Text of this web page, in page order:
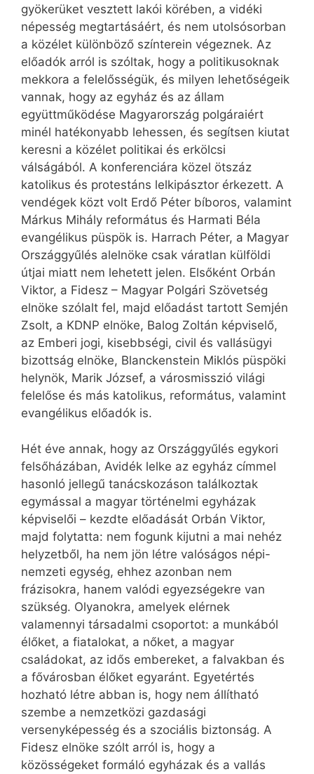
gyökerüket vesztett lakói körében, a vidéki
népesség megtartásáért, és nem utolsósorban
a közélet különböző színterein végeznek. Az
előadók arról is szóltak, hogy a politikusoknak
mekkora a felelősségük, és milyen lehetőségeik
vannak, hogy az egyház és az állam
együttműködése Magyarország polgáraiért
minél hatékonyabb lehessen, és segítsen kiutat
keresni a közélet politikai és erkölcsi
válságából. A konferenciára közel ötszáz
katolikus és protestáns lelkipásztor érkezett. A
vendégek közt volt Erdő Péter bíboros, valamint
Márkus Mihály református és Harmati Béla
evangélikus püspök is. Harrach Péter, a Magyar
Országgyűlés alelnöke csak váratlan külföldi
útjai miatt nem lehetett jelen. Elsőként Orbán
Viktor, a Fidesz – Magyar Polgári Szövetség
elnöke szólalt fel, majd előadást tartott Semjén
Zsolt, a KDNP elnöke, Balog Zoltán képviselő,
az Emberi jogi, kisebbségi, civil és vallásügyi
bizottság elnöke, Blanckenstein Miklós püspöki
helynök, Marik József, a városmisszió világi
felelőse és más katolikus, református, valamint
evangélikus előadók is.
Hét éve annak, hogy az Országgyűlés egykori
felsőházában, Avidék lelke az egyház címmel
hasonló jellegű tanácskozáson találkoztak
egymással a magyar történelmi egyházak
képviselői – kezdte előadását Orbán Viktor,
majd folytatta: nem fogunk kijutni a mai nehéz
helyzetből, ha nem jön létre valóságos népi-
nemzeti egység, ehhez azonban nem
frázisokra, hanem valódi egyezségekre van
szükség. Olyanokra, amelyek elérnek
valamennyi társadalmi csoportot: a munkából
élőket, a fiatalokat, a nőket, a magyar
családokat, az idős embereket, a falvakban és
a fővárosban élőket egyaránt. Egyetértés
hozható létre abban is, hogy nem állítható
szembe a nemzetközi gazdasági
versenyképesség és a szociális biztonság. A
Fidesz elnöke szólt arról is, hogy a
közösségeket formáló egyházak és a vallás